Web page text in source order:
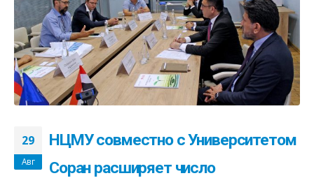
29
Авг
НЦМУ совместно с Университетом
Соран расширяет число